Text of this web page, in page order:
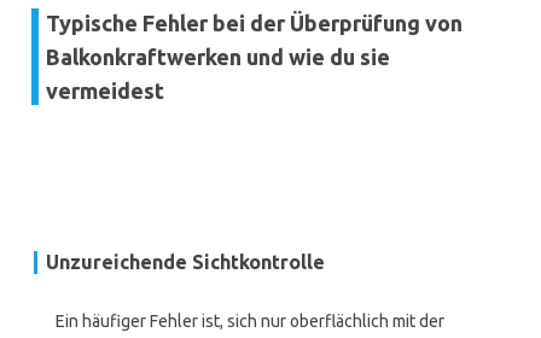
Typische Fehler bei der Überprüfung von
Balkonkraftwerken und wie du sie
vermeidest
Unzureichende Sichtkontrolle
Ein häufiger Fehler ist, sich nur oberflächlich mit der